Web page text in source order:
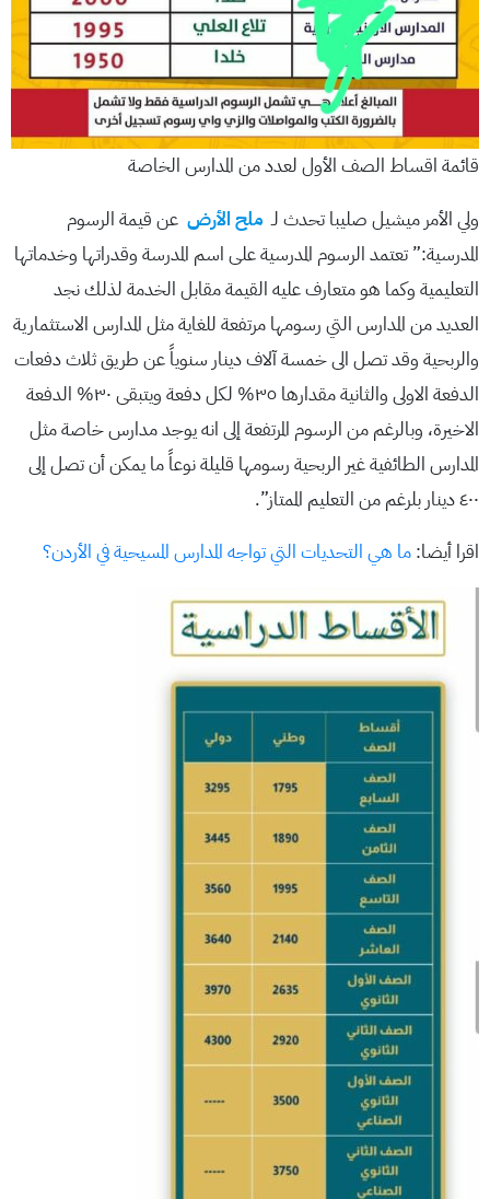
قائمة اقساط الصف الأول لعدد من المدارس الخاصة
ولي الأمر ميشيل صليبا تحدث لـ ملح الأرض عن قيمة الرسوم
المدرسية:” تعتمد الرسوم المدرسية على اسم المدرسة وقدراتها وخدماتها
التعليمية وكما هو متعارف عليه القيمة مقابل الخدمة لذلك نجد
العديد من المدارس التي رسومها مرتفعة للغاية مثل المدارس الاستثمارية
والربحية وقد تصل الى خمسة آلاف دينار سنوياً عن طريق ثلاث دفعات
الدفعة الاولى والثانية مقدارها ٣٥% لكل دفعة ويتبقى ٣٠% الدفعة
الاخيرة، وبالرغم من الرسوم المرتفعة إلى انه يوجد مدارس خاصة مثل
المدارس الطائفية غير الربحية رسومها قليلة نوعاً ما يمكن أن تصل إلى
٤٠٠ دينار بلرغم من التعليم الممتاز”.
اقرا أيضا: ما هي التحديات التي تواجه المدارس المسيحية في الأردن؟